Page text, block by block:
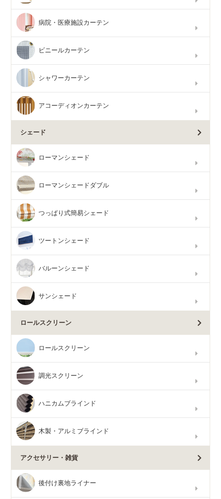
病院・医療施設カーテン
ビニールカーテン
シャワーカーテン
アコーディオンカーテン
シェード
ローマンシェード
ローマンシェードダブル
つっぱり式簡易シェード
ツートンシェード
バルーンシェード
サンシェード
ロールスクリーン
ロールスクリーン
調光スクリーン
ハニカムブラインド
木製・アルミブラインド
アクセサリー・雑貨
後付け裏地ライナー